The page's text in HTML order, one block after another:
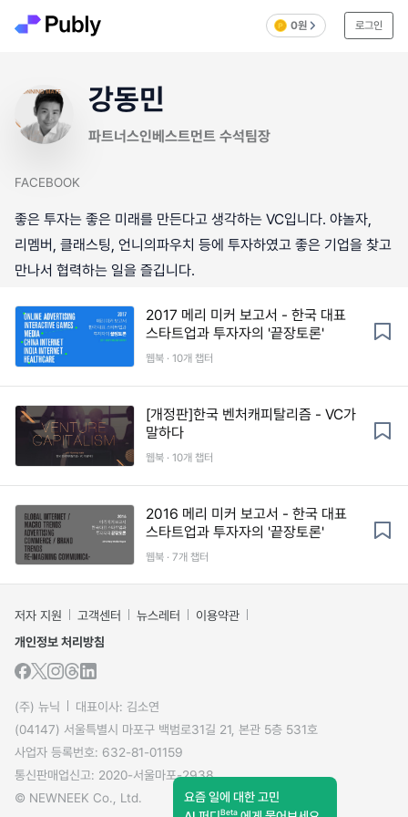
0원 로그인
강동민
파트너스인베스트먼트 수석팀장
FACEBOOK
좋은 투자는 좋은 미래를 만든다고 생각하는 VC입니다. 야놀자,
리멤버, 클래스팅, 언니의파우치 등에 투자하였고 좋은 기업을 찾고
만나서 협력하는 일을 즐깁니다.
2017 메리 미커 보고서 - 한국 대표
스타트업과 투자자의 '끝장토론'
웹북 · 10개 챕터
[개정판]한국 벤처캐피탈리즘 - VC가
말하다
웹북 · 10개 챕터
2016 메리 미커 보고서 - 한국 대표
스타트업과 투자자의 '끝장토론'
웹북 · 7개 챕터
저자 지원 고객센터 뉴스레터
이용약관
개인정보 처리방침
(주) 뉴닉
대표이사: 김소연
(04147) 서울특별시 마포구 백범로31길 21, 본관 5층 531호
사업자 등록번호: 632-81-01159
통신판매업신고: 2020-서울마포-2938
© NEWNEEK Co., Ltd.
요즘 일에 대한 고민
Beta